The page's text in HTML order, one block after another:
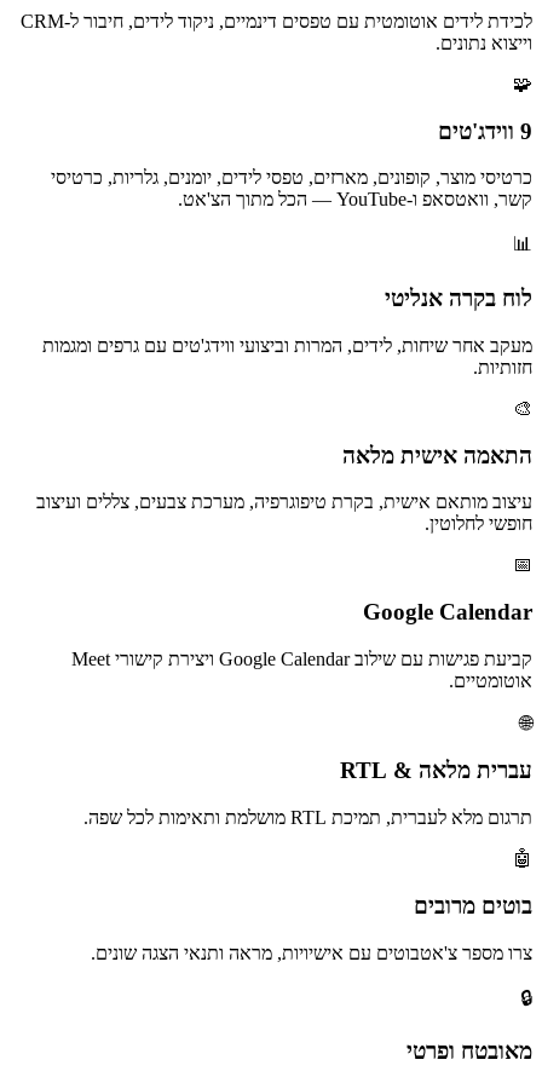
לכידת לידים אוטומטית עם טפסים דינמיים, ניקוד לידים, חיבור ל-CRM
וייצוא נתונים.
🧩
9 ווידג'טים
כרטיסי מוצר, קופונים, מארזים, טפסי לידים, יומנים, גלריות, כרטיסי
קשר, וואטסאפ ו-YouTube — הכל מתוך הצ'אט.
📊
לוח בקרה אנליטי
מעקב אחר שיחות, לידים, המרות וביצועי ווידג'טים עם גרפים ומגמות
חזותיות.
🎨
התאמה אישית מלאה
עיצוב מותאם אישית, בקרת טיפוגרפיה, מערכת צבעים, צללים ועיצוב
חופשי לחלוטין.
📅
Google Calendar
קביעת פגישות עם שילוב Google Calendar ויצירת קישורי Meet
אוטומטיים.
🌐
עברית מלאה & RTL
תרגום מלא לעברית, תמיכת RTL מושלמת ותאימות לכל שפה.
🤖
בוטים מרובים
צרו מספר צ'אטבוטים עם אישיויות, מראה ותנאי הצגה שונים.
🔒
מאובטח ופרטי